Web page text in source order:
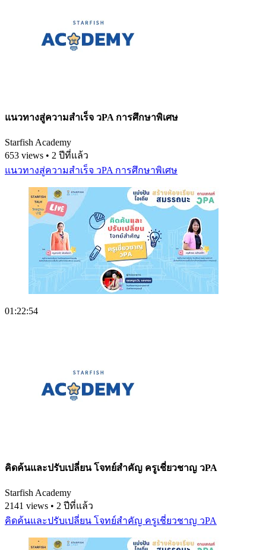
แนวทางสู่ความสำเร็จ วPA การศึกษาพิเศษ
Starfish Academy
653 views • 2 ปีที่แล้ว
แนวทางสู่ความสำเร็จ วPA การศึกษาพิเศษ
01:22:54
คิดค้นและปรับเปลี่ยน โจทย์สำคัญ ครูเชี่ยวชาญ วPA
Starfish Academy
2141 views • 2 ปีที่แล้ว
คิดค้นและปรับเปลี่ยน โจทย์สำคัญ ครูเชี่ยวชาญ วPA